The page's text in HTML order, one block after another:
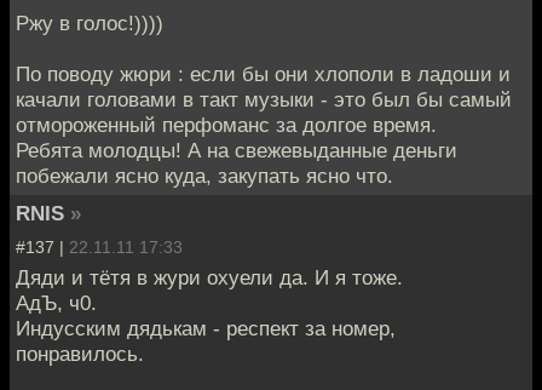
Ржу в голос!))))
По поводу жюри : если бы они хлополи в ладоши и
качали головами в такт музыки - это был бы самый
отмороженный перфоманс за долгое время.
Ребята молодцы! А на свежевыданные деньги
побежали ясно куда, закупать ясно что.
RNIS »
#137 | 22.11.11 17:33
Дяди и тётя в жури охуели да. И я тоже.
АдЪ, ч0.
Индусским дядькам - респект за номер,
понравилось.